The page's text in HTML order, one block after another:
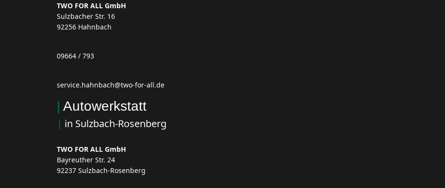
TWO FOR ALL GmbH
Sulzbacher Str. 16
92256 Hahnbach
09664 / 793
service.hahnbach@two-for-all.de
| Autowerkstatt
| in Sulzbach-Rosenberg
TWO FOR ALL GmbH
Bayreuther Str. 24
92237 Sulzbach-Rosenberg